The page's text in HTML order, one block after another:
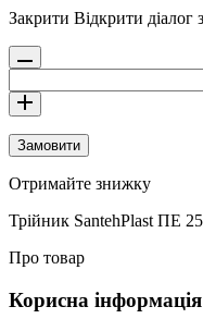
Закрити Відкрити
Замовити
Отримайте знижку
Трійник SantehPlast ПЕ
Про товар
Корисна інформація